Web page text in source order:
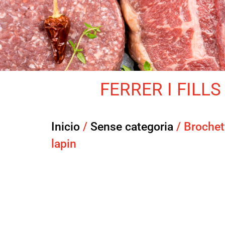
FERRER I
Inicio / Sense categoria /
lapin